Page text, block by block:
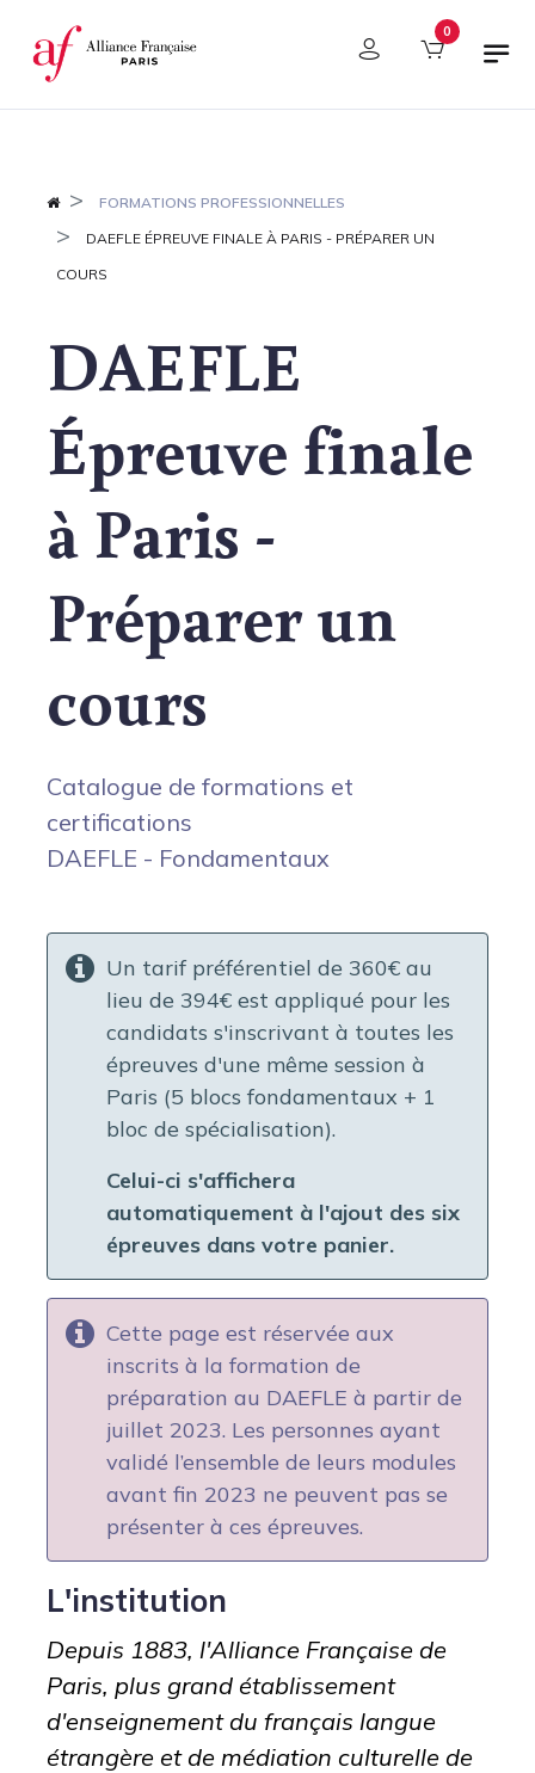
Panneau de gestion des cookies 0
FORMATIONS PROFESSIONNELLES
DAEFLE ÉPREUVE FINALE À PARIS - PRÉPARER UN
COURS
DAEFLE
Épreuve finale
à Paris -
Préparer un
cours
Catalogue de formations et
certifications
DAEFLE - Fondamentaux
Un tarif préférentiel de 360€ au
lieu de 394€ est appliqué pour les
candidats s'inscrivant à toutes les
épreuves d'une même session à
Paris (5 blocs fondamentaux + 1
bloc de spécialisation).
Celui-ci s'affichera
automatiquement à l'ajout des six
épreuves dans votre panier.
Cette page est réservée aux
inscrits à la formation de
préparation au DAEFLE à partir de
juillet 2023. Les personnes ayant
validé l’ensemble de leurs modules
avant fin 2023 ne peuvent pas se
présenter à ces épreuves.
L'institution
Depuis 1883, l'Alliance Française de
Paris, plus grand établissement
d'enseignement du français langue
étrangère et de médiation culturelle de